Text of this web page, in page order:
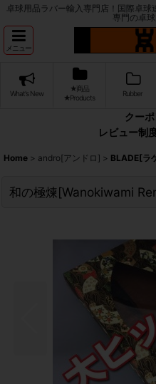
卓球用品ラバー輸入専門店！国際卓
専門の卓球
メニュー
What's New
★商品
★Products
Rubber
クー
レビュー制
Home > andro[アンドロ] > BLADE[ラ
和の極煉[Wanokiwami